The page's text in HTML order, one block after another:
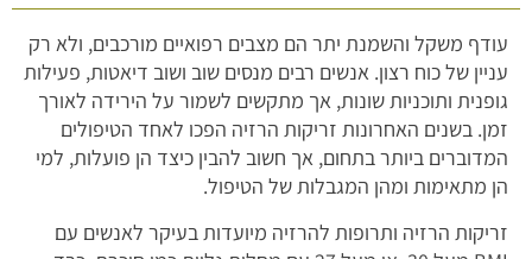
עודף משקל והשמנת יתר הם מצבים רפואיים מורכבים, ולא רק
עניין של כוח רצון. אנשים רבים מנסים שוב ושוב דיאטות, פעילות
גופנית ותוכניות שונות, אך מתקשים לשמור על הירידה לאורך
זמן. בשנים האחרונות זריקות הרזיה הפכו לאחד הטיפולים
המדוברים ביותר בתחום, אך חשוב להבין כיצד הן פועלות, למי
הן מתאימות ומהן המגבלות של הטיפול.
זריקות הרזיה ותרופות להרזיה מיועדות בעיקר לאנשים עם